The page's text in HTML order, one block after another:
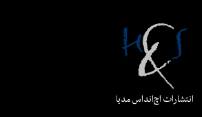
انتشارات اچ‌اند‌اس مدیا